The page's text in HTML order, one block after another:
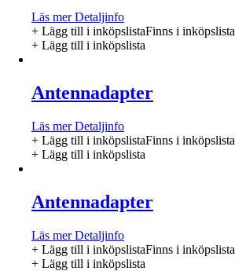
Läs merDetaljinfo
+ Lägg till i inköpslistaFinns i inköpslista
+ Lägg till i inköpslista
Antennadapter
Läs merDetaljinfo
+ Lägg till i inköpslistaFinns i inköpslista
+ Lägg till i inköpslista
Antennadapter
Läs merDetaljinfo
+ Lägg till i inköpslistaFinns i inköpslista
+ Lägg till i inköpslista